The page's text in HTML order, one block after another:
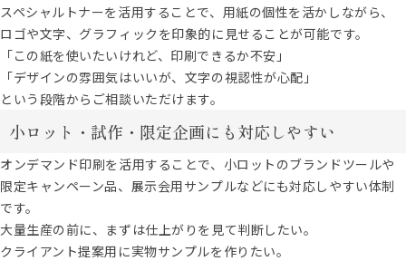
スペシャルトナーを活用することで、用紙の個性を活かしながら、
ロゴや文字、グラフィックを印象的に見せることが可能です。
「この紙を使いたいけれど、印刷できるか不安」
「デザインの雰囲気はいいが、文字の視認性が心配」
という段階からご相談いただけます。
小ロット・試作・限定企画にも対応しやすい
オンデマンド印刷を活用することで、小ロットのブランドツールや
限定キャンペーン品、展示会用サンプルなどにも対応しやすい体制
です。
大量生産の前に、まずは仕上がりを見て判断したい。
クライアント提案用に実物サンプルを作りたい。